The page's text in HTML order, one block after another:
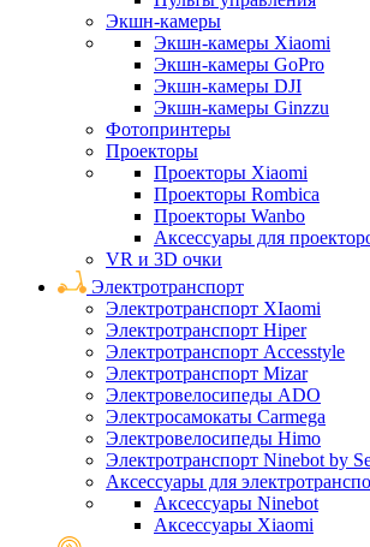
Экшн-камеры
Экшн-камеры Xiaomi
Экшн-камеры GoPro
Экшн-камеры DJI
Экшн-камеры Ginzzu
Фотопринтеры
Проекторы
Проекторы Xiaomi
Проекторы Rombica
Проекторы Wanbo
Аксессуары для
VR и 3D очки
Электротранспорт
Электротранспорт XIaomi
Электротранспорт Hiper
Электротранспорт Accesstyle
Электротранспорт Mizar
Электровелосипеды ADO
Электросамокаты Carmega
Электровелосипеды Himo
Электротранспорт Ninebot by
Аксессуары для
Аксессуары Ninebot
Аксессуары Xiaomi